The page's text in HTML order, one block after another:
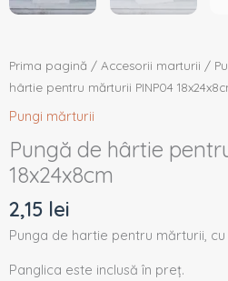
Prima pagină / Accesorii marturii /
hârtie pentru mărturii PINP04
Pungi mărturii
Pungă de hârtie
18x24x8cm
2,15 lei
Punga de hartie pentru mărturii,
Panglica este inclusă în preț.